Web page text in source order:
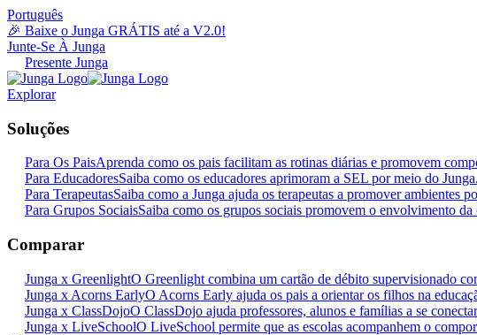
Português
🎉 Baixe o Junga GRÁTIS até a V2.0!
Junte-Se À Junga
Presente Junga
Explorar
Soluções
Para Os PaisAprenda como os pais facilitam as rotinas diárias e promovem
Para EducadoresSaiba como os educadores aprimoram a SEL por meio do Junga.
Para TerapeutasSaiba como a Junga ajuda os terapeutas a promover ambientes
Para Grupos SociaisSaiba como os grupos sociais promovem o envolvimento
Comparar
Junga x GreenlightO Greenlight combina um cartão de débito supervisionado
Junga x Acorns EarlyO Acorns Early ajuda os pais a orientar os filhos na
Junga x ClassDojoO ClassDojo ajuda professores, alunos e famílias a se
Junga x LiveSchoolO LiveSchool permite que as escolas acompanhem o